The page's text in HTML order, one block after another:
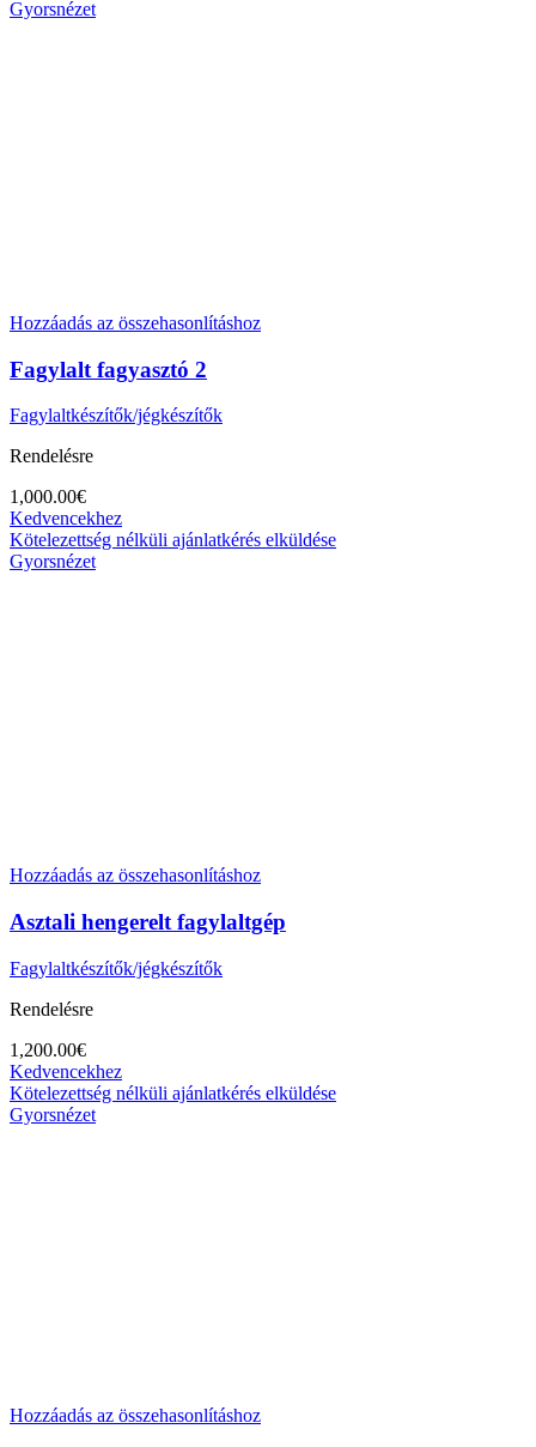
Gyorsnézet
Hozzáadás az összehasonlításhoz
Fagylalt fagyasztó 2
Fagylaltkészítők/jégkészítők
Rendelésre
1,000.00€
Kedvencekhez
Kötelezettség nélküli ajánlatkérés elküldése
Gyorsnézet
Hozzáadás az összehasonlításhoz
Asztali hengerelt fagylaltgép
Fagylaltkészítők/jégkészítők
Rendelésre
1,200.00€
Kedvencekhez
Kötelezettség nélküli ajánlatkérés elküldése
Gyorsnézet
Hozzáadás az összehasonlításhoz